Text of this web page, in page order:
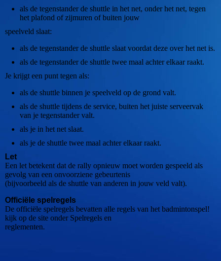
als de tegenstander de shuttle in het net, onder het net, tegen
het plafond of zijmuren of buiten jouw
speelveld slaat:
als de tegenstander de shuttle slaat voordat deze over het net is.
als de tegenstander de shuttle twee maal achter elkaar raakt.
Je krijgt een punt tegen als:
als de shuttle binnen je speelveld op de grond valt.
als de shuttle tijdens de service, buiten het juiste serveervak
van je tegenstander valt.
als je in het net slaat.
als je de shuttle twee maal achter elkaar raakt.
Let
Een let betekent dat de rally opnieuw moet worden gespeeld als
gevolg van een onvoorziene gebeurtenis
(bijvoorbeeld als de shuttle van anderen in jouw veld valt).
Officiële spelregels
De officiële spelregels bevatten alle regels van het badmintonspel!
kijk op de site onder Spelregels en
reglementen.